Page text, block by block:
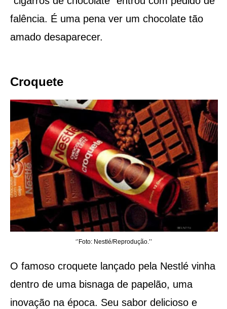
falência. É uma pena ver um chocolate tão
amado desaparecer.
Croquete
‘’Foto: Nestlé/Reprodução.’’
O famoso croquete lançado pela Nestlé vinha
dentro de uma bisnaga de papelão, uma
inovação na época. Seu sabor delicioso e